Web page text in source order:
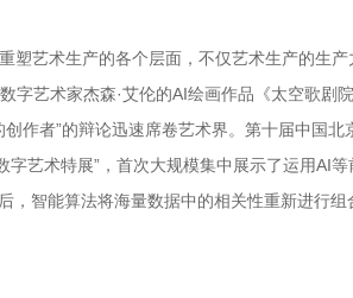
塑艺术生产的各个层面，不仅艺术生产的生
字艺术家杰森·艾伦的AI绘画作品《太空歌剧
作者”的辩论迅速席卷艺术界。第十届中国
艺术特展”，首次大规模集中展示了运用AI
智能算法将海量数据中的相关性重新进行